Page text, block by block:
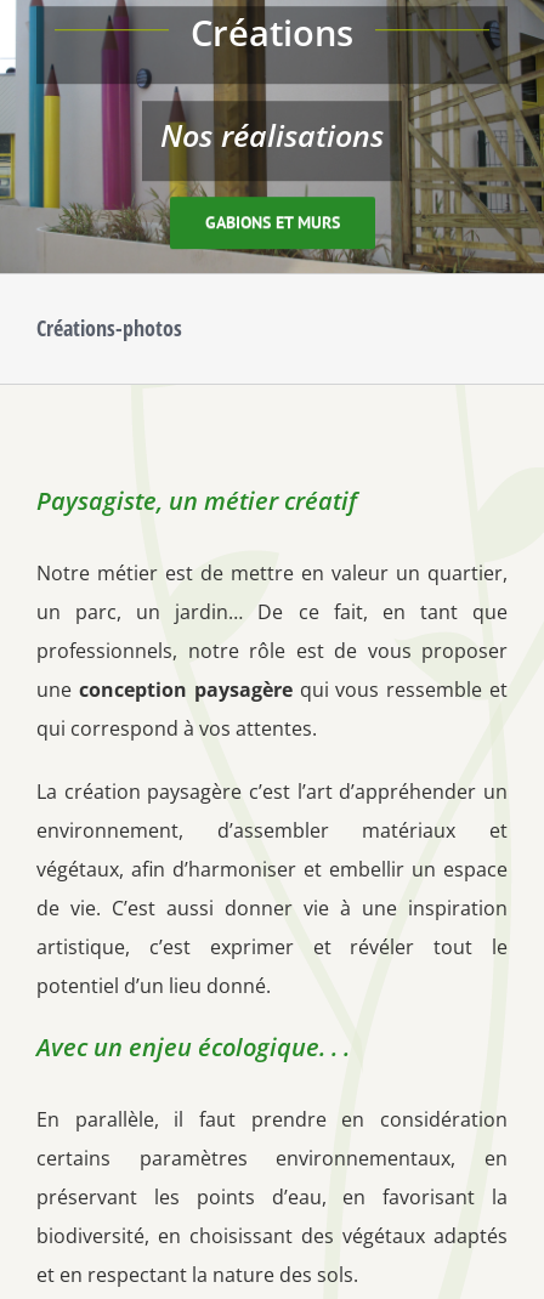
Créations
Nos réalisations
GABIONS ET MURS
Créations-photos
Paysagiste, un métier créatif
Notre métier est de mettre en valeur un quartier,
un parc, un jardin… De ce fait, en tant que
professionnels, notre rôle est de vous proposer
une conception paysagèrequi vous ressemble et
qui correspond à vos attentes.
La création paysagère c’est l’art d’appréhender un
environnement, d’assembler matériaux et
végétaux, afin d’harmoniser et embellir un espace
de vie. C’est aussi donner vie à une inspiration
artistique, c’est exprimer et révéler tout le
potentiel d’un lieu donné.
Avec un enjeu écologique. . .
En parallèle, il faut prendre en considération
certains paramètres environnementaux, en
préservant les points d’eau, en favorisant la
biodiversité, en choisissant des végétaux adaptés
et en respectant la nature des sols.